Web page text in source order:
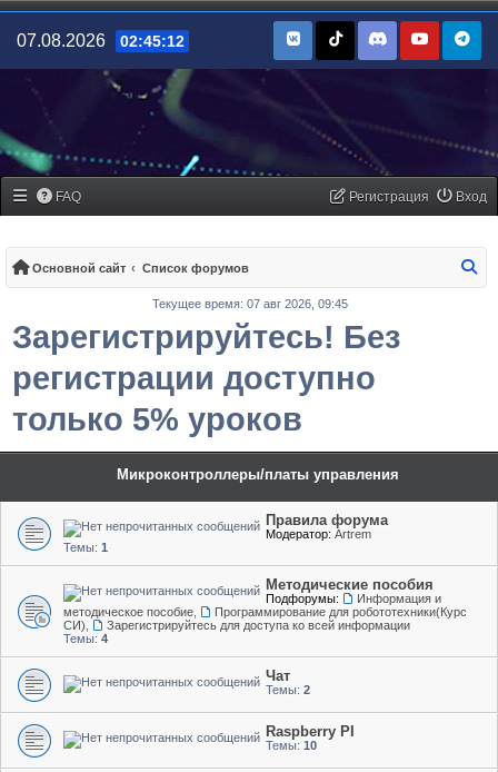
07.08.2026 02:45:12
FAQ Вход
Регистрация
Основной сайт Список форумов
Текущее время: 07 авг 2026, 09:45
Зарегистрируйтесь! Без
регистрации доступно
только 5% уроков
Микроконтроллеры/платы управления
Правила форума
Модератор: Artrem
Темы: 1
Методические пособия
Подфорумы:
Информация и
методическое пособие
Программирование для робототехники(Курс
СИ)
Зарегистрируйтесь для доступа ко всей информации
Темы: 4
Чат
Темы: 2
Raspberry PI
Темы: 10